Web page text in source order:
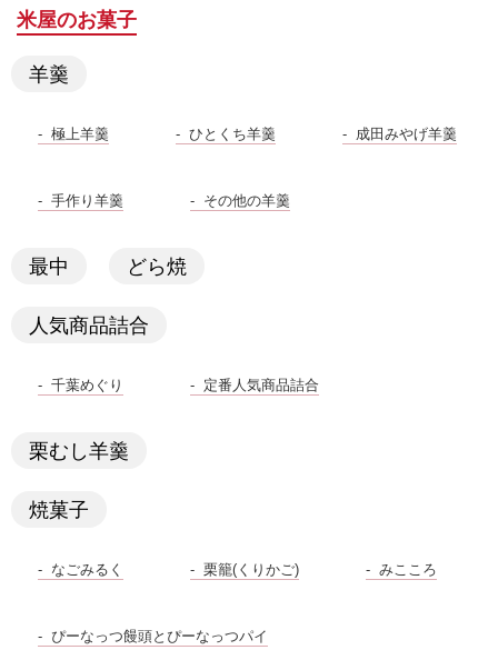
米屋のお菓子
羊羹
極上羊羹 ひとくち羊羹 成田みやげ羊羹
手作り羊羹 その他の羊羹
最中 どら焼
人気商品詰合
千葉めぐり 定番人気商品詰合
栗むし羊羹
焼菓子
なごみるく 栗籠(くりかご) みこころ
ぴーなっつ饅頭とぴーなっつパイ